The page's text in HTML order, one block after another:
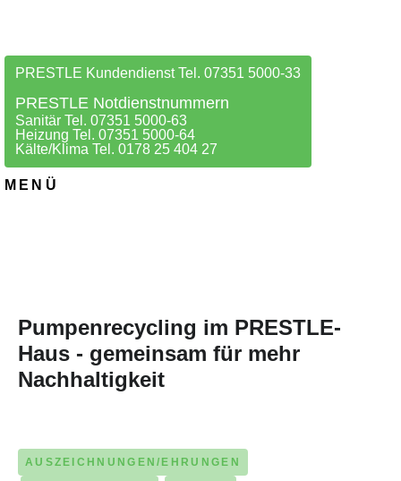
PRESTLE Kundendienst Tel. 07351 5000-33
PRESTLE Notdienstnummern
Sanitär Tel. 07351 5000-63
Heizung Tel. 07351 5000-64
Kälte/Klima Tel. 0178 25 404 27
MENÜ
Pumpenrecycling im PRESTLE-
Haus - gemeinsam für mehr
Nachhaltigkeit
AUSZEICHNUNGEN/EHRUNGEN